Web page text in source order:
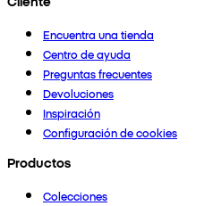
Encuentra una tienda
Centro de ayuda
Preguntas frecuentes
Devoluciones
Inspiración
Configuración de cookies
Productos
Colecciones